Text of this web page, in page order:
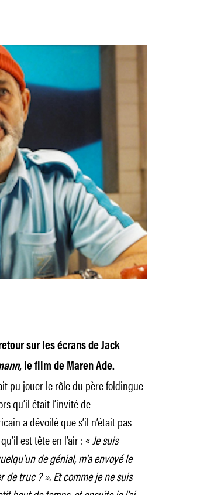
sur les écrans de Jack
, le film de Maren Ade.
pu jouer le rôle du père foldingue
qu’il était l’invité de
a dévoilé que s’il n’était pas
est tête en l’air : «Je suis
de génial, m’a envoyé le
de truc ? ». Et comme je ne suis